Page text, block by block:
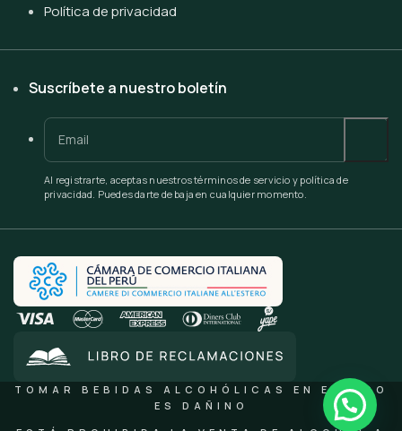
Política de privacidad
Suscríbete a nuestro boletín
Al registrarte, aceptas nuestros términos de servicio y política de
privacidad. Puedes darte de baja en cualquier momento.
TOMAR BEBIDAS ALCOHÓLICAS EN EXCESO
ES DAÑINO